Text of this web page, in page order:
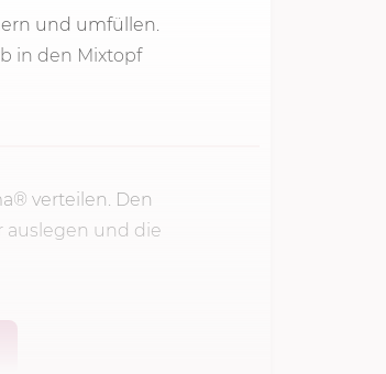
und umfüllen.
in den Mixtopf
verteilen. Den
auslegen und die